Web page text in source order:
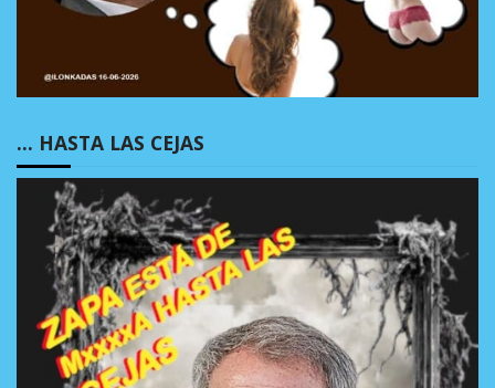
… HASTA LAS CEJAS